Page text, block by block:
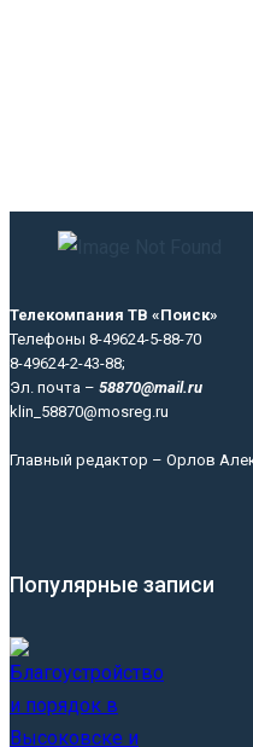
Телекомпания ТВ «Поиск»
Телефоны 8-49624-5-88-70
8-49624-2-43-88;
Эл. почта – 58870@mail.ru
klin_58870@mosreg.ru
Главный редактор – Орлов
Популярные записи